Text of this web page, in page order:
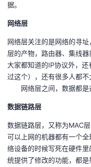
据。
网络层
网络层关注的是网络的寻
层的产物，路由器、集线
大家都知道的IP协议外，
过这个），还有很多人都不
网络层之间，数据都是
数据链路层
数据链路层，又称为MAC
可以上网的机器都有一个
络设备的时候写死在硬件
统提供了修改的功能，都